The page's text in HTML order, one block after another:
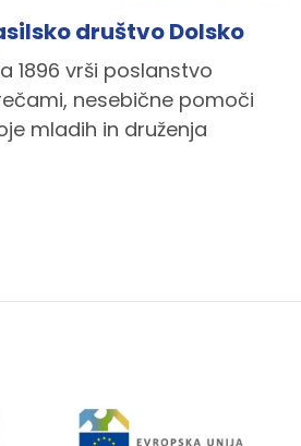
društvo Dolsko
1896 vrši poslanstvo
nesebične pomoči
mladih in druženja